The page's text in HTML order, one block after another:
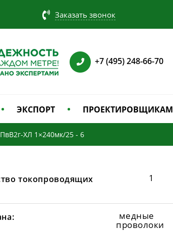
Заказать звонок
+7 (495) 248-66-70
ЭКСПОРТ ПРОЕКТИРОВЩИКАМ
ПвВ2г-ХЛ 1×240мк/25 - 6
токопроводящих
1
медные
проволоки